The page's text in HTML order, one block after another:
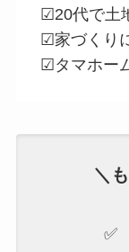
☑20代で土
☑家づくり
☑タマホー
＼
✅